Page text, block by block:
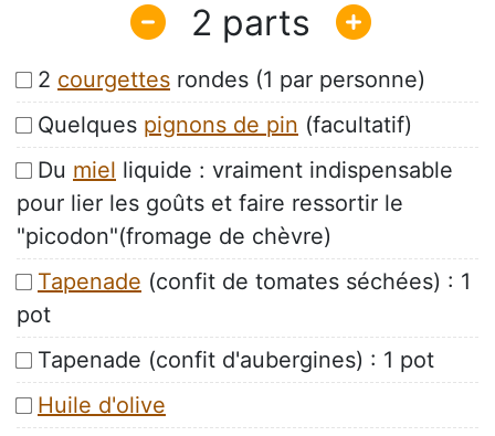
2
2 courgettes rondes (1 par personne)
Quelques pignons de pin (facultatif)
Du miel liquide : vraiment indispensable
pour lier les goûts et faire ressortir le
"picodon"(fromage de chèvre)
Tapenade (confit de tomates séchées) : 1
pot
Tapenade (confit d'aubergines) : 1 pot
Huile d'olive